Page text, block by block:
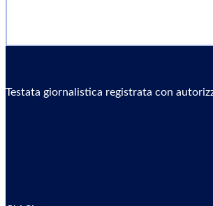
Testata giornalistica registrata con